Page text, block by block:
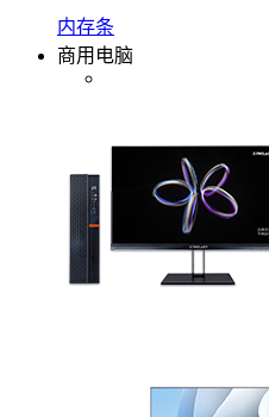
内存条
商用电脑